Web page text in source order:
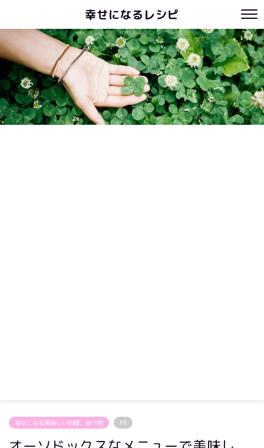
幸せになるレシピ
幸せになる美味しい料理、食べ物 PR